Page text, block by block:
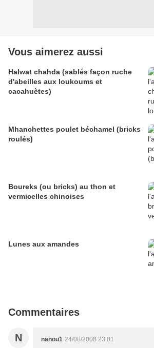
Vous aimerez aussi
Halwat chahda (sablés façon ruche
d'abeilles aux loukoums et
cacahuètes)
Mhanchettes poulet béchamel (bricks
roulés)
Boureks (ou bricks) au thon et
vermicelles chinoises
Lunes aux amandes
Commentaires
N nanou1 24/08/2008 23:01